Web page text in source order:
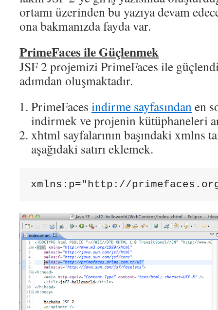
ortamı üzerinden bu yazıya devam
ona bakmanızda fayda var.
PrimeFaces ile Güçlenmek
JSF 2 projemizi PrimeFaces ile
adımdan oluşmaktadır.
PrimeFaces indirme sayfasındanen
indirmek ve projenin kütüphaneleri
xhtml sayfalarının başındaki xmlns
aşağıdaki satırı eklemek.
xmlns:p="http://